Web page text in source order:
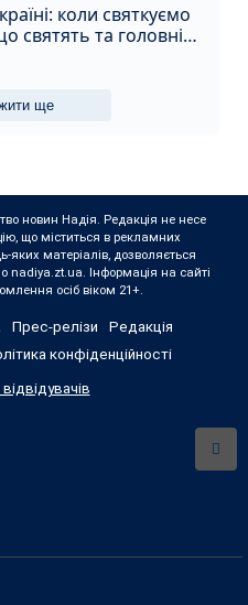
коли святкуємо
святять та головні
ще
новин Надія. Редакція не несе
що міститься в рекламних
яких матеріалів, дозволяється
Інформація на сайті
осіб віком 21+.
Прес-релізи
Редакція
конфіденційності